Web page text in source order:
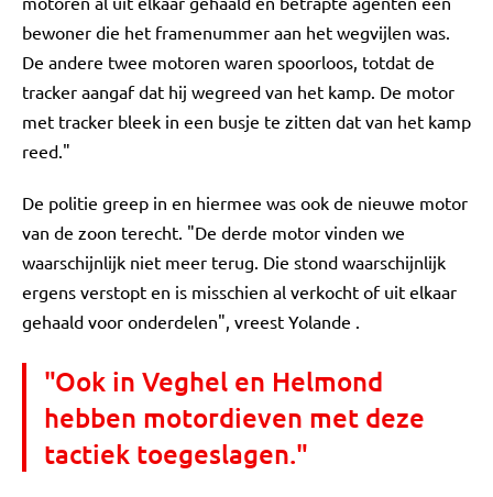
bewoner die het framenummer aan het wegvijlen was.
De andere twee motoren waren spoorloos, totdat de
tracker aangaf dat hij wegreed van het kamp. De motor
met tracker bleek in een busje te zitten dat van het kamp
reed."
De politie greep in en hiermee was ook de nieuwe motor
van de zoon terecht. "De derde motor vinden we
waarschijnlijk niet meer terug. Die stond waarschijnlijk
ergens verstopt en is misschien al verkocht of uit elkaar
gehaald voor onderdelen", vreest Yolande .
"Ook in Veghel en Helmond
hebben motordieven met deze
tactiek toegeslagen."